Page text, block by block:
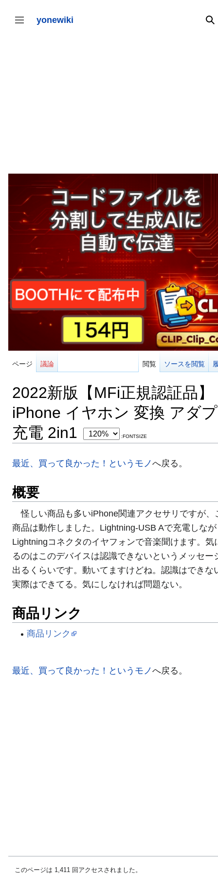
テ
サイドバーの切り替え yonewiki 検
ページ 議論 閲覧 ソースを閲覧
2022新版【MFi正規認証品】
iPhone イヤホン 変換 アダ
充電 2in1
:FONTSIZE
最近、買って良かった！というモノへ戻る。
概要
怪しい商品も多いiPhone関連アクセサリですが、
商品は動作しました。Lightning-USB Aで充電しな
Lightningコネクタのイヤフォンで音楽聞けます。気
るのはこのデバイスは認識できないというメッセー
出るくらいです。動いてますけどね。認識はできな
実際はできてる。気にしなければ問題ない。
商品リンク
商品リンク
最近、買って良かった！というモノへ戻る。
このページは 1,411 回アクセスされました。